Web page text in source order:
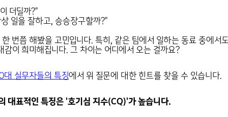
더딜까?"
일을 잘하고, 승승장구할까?"
번쯤 해봤을 고민입니다. 특히, 같은 팀에서 일하는 동료 중에서
이 희미해집니다. 그 차이는 어디에서 오는 걸까요?
대 실무자들의 특징에서 위 질문에 대한 힌트를 찾을 수 있습니다.
대표적인 특징은 '호기심 지수(CQ)'가 높습니다.